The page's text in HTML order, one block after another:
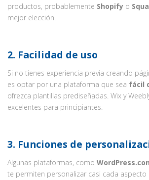
productos, probablemente Shopify o
mejor elección.
2. Facilidad de uso
Si no tienes experiencia previa creando
es optar por una plataforma que sea fácil
ofrezca plantillas prediseñadas. Wix y
excelentes para principiantes.
3. Funciones de
Algunas plataformas, como
te permiten personalizar casi cada